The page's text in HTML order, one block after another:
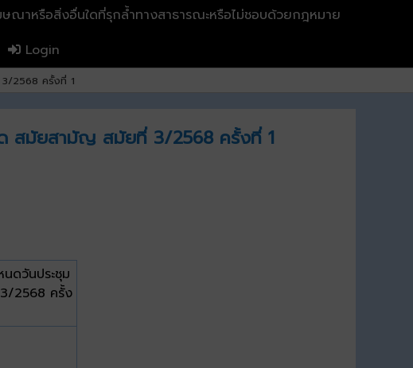
ษณาหรือสิ่งอื่นใดที่รุกล้ำทางสาธารณะหรือไม่ชอบด้วยกฎหมาย
Login
3/2568 ครั้งที่ 1
ป็ด สมัยสามัญ สมัยที่ 3/2568 ครั้งที่ 1
นดวันประชุม
2568 ครั้ง